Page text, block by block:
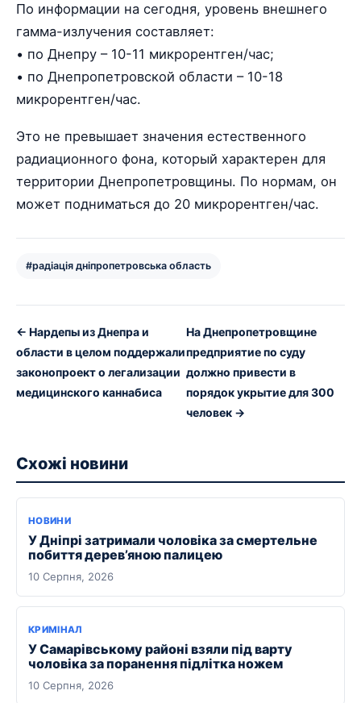
По информации на сегодня, уровень внешнего
гамма-излучения составляет:
• по Днепру – 10-11 микрорентген/час;
• по Днепропетровской области – 10-18
микрорентген/час.
Это не превышает значения естественного
радиационного фона, который характерен для
территории Днепропетровщины. По нормам, он
может подниматься до 20 микрорентген/час.
#радіація дніпропетровська область
← Нардепы из Днепра и
области в целом поддержали
законопроект о легализации
медицинского каннабиса
На Днепропетровщине
предприятие по суду
должно привести в
порядок укрытие для 300
человек →
Схожі новини
НОВИНИ
У Дніпрі затримали чоловіка за смертельне
побиття дерев’яною палицею
10 Серпня, 2026
КРИМІНАЛ
У Самарівському районі взяли під варту
чоловіка за поранення підлітка ножем
10 Серпня, 2026